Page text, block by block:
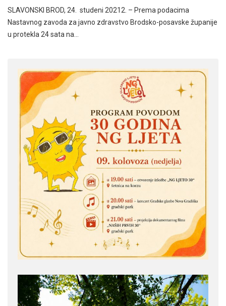
SLAVONSKI BROD, 24. studeni 20212. – Prema podacima
Nastavnog zavoda za javno zdravstvo Brodsko-posavske županije
u protekla 24 sata na…